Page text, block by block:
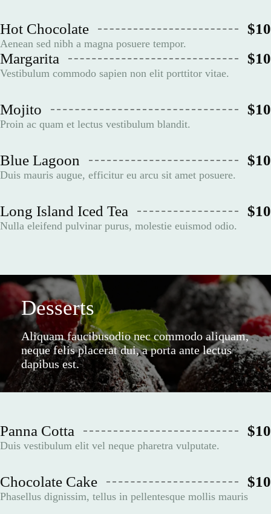
Hot Chocolate $10
Aenean sed nibh a magna posuere tempor.
Margarita $10
Vestibulum commodo sapien non elit porttitor vitae.
Mojito $10
Proin ac quam et lectus vestibulum blandit.
Blue Lagoon $10
Duis mauris augue, efficitur eu arcu sit amet posuere.
Long Island Iced Tea $10
Nulla eleifend pulvinar purus, molestie euismod odio.
Desserts
Aliquam faucibusodio nec commodo aliquam,
neque felis placerat dui, a porta ante lectus
dapibus est.
Panna Cotta $10
Duis vestibulum elit vel neque pharetra vulputate.
Chocolate Cake $10
Phasellus dignissim, tellus in pellentesque mollis mauris